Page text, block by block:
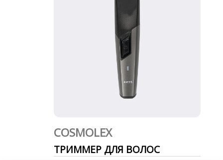
COSMOLEX
ТРИММЕР ДЛЯ ВОЛОС